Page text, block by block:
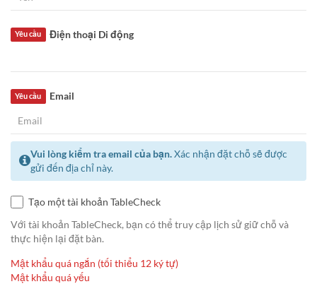
Điện thoại Di động
Yêu cầu
Email
Yêu cầu
Vui lòng kiểm tra email của bạn.Xác nhận đặt chỗ sẽ được
gửi đến địa chỉ này.
Tạo một tài khoản TableCheck
Với tài khoản TableCheck, bạn có thể truy cập lịch sử giữ chỗ và
thực hiện lại đặt bàn.
Mật khẩu quá ngắn (tối thiểu 12 ký tự)
Mật khẩu quá yếu